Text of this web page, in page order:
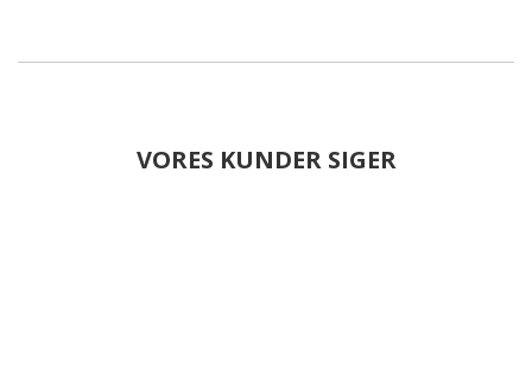
VORES KUNDER SIGER